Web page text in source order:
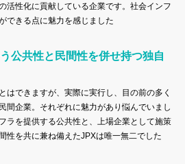
活性化に貢献している企業です。社会インフ
できる点に魅力を感じました
公共性と民間性を併せ持つ独自
はできますが、実際に実行し、目の前の多く
間企業。それぞれに魅力があり悩んでいまし
ラを提供する公共性と、上場企業として施策
性を共に兼ね備えたJPXは唯一無二でした